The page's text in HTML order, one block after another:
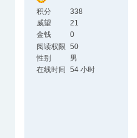
积分
338
威望
21
金钱
0
阅读权限 50
性别
男
在线时间
54 小时